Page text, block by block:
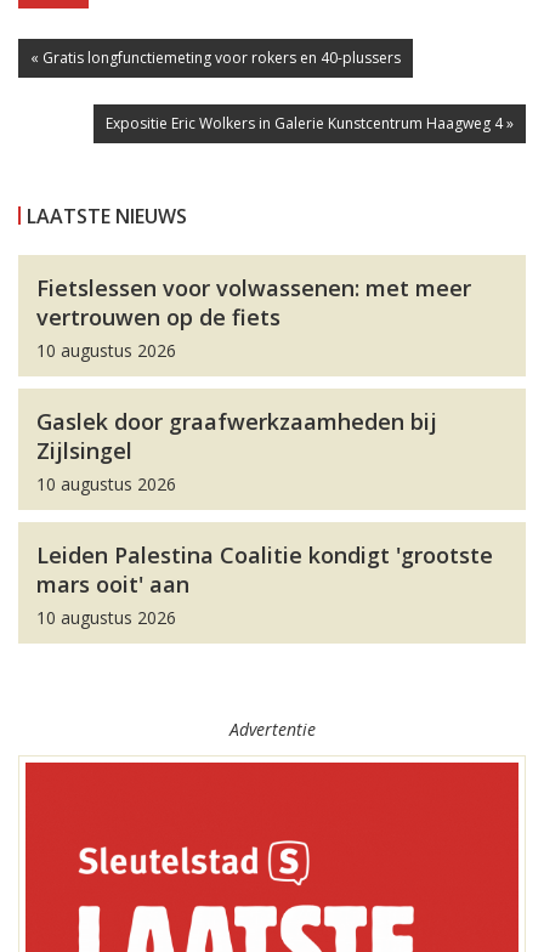
« Gratis longfunctiemeting voor rokers en 40-plussers
Expositie Eric Wolkers in Galerie Kunstcentrum Haagweg 4 »
LAATSTE NIEUWS
Fietslessen voor volwassenen: met meer
vertrouwen op de fiets
10 augustus 2026
Gaslek door graafwerkzaamheden bij
Zijlsingel
10 augustus 2026
Leiden Palestina Coalitie kondigt 'grootste
mars ooit' aan
10 augustus 2026
Advertentie